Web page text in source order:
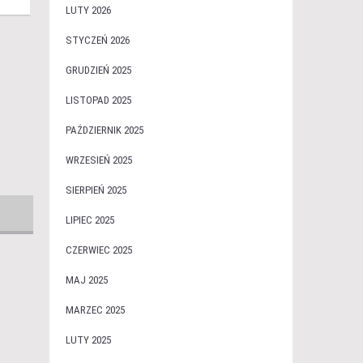
LUTY 2026
STYCZEŃ 2026
GRUDZIEŃ 2025
LISTOPAD 2025
PAŹDZIERNIK 2025
WRZESIEŃ 2025
SIERPIEŃ 2025
LIPIEC 2025
CZERWIEC 2025
MAJ 2025
MARZEC 2025
LUTY 2025